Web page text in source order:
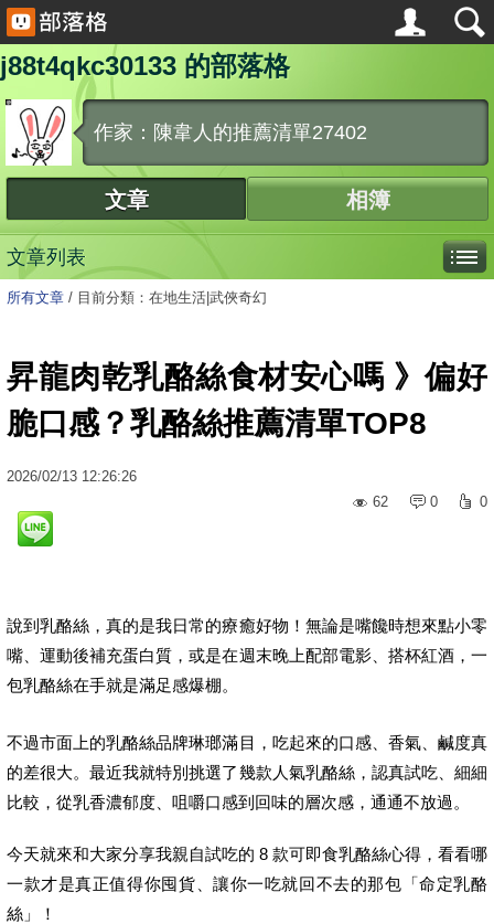
j88t4qkc30133 的部落格
作家：陳韋人的推薦清單27402
文章 相簿
文章列表
所有文章 / 目前分類：在地生活|武俠奇幻
昇龍肉乾乳酪絲食材安心嗎 》偏好
脆口感？乳酪絲推薦清單TOP8
2026/02/13 12:26:26
62
0 0
說到乳酪絲，真的是我日常的療癒好物！無論是嘴饞時想來點小零
嘴、運動後補充蛋白質，或是在週末晚上配部電影、搭杯紅酒，一
包乳酪絲在手就是滿足感爆棚。
不過市面上的乳酪絲品牌琳瑯滿目，吃起來的口感、香氣、鹹度真
的差很大。最近我就特別挑選了幾款人氣乳酪絲，認真試吃、細細
比較，從乳香濃郁度、咀嚼口感到回味的層次感，通通不放過。
今天就來和大家分享我親自試吃的 8 款可即食乳酪絲心得，看看哪
一款才是真正值得你囤貨、讓你一吃就回不去的那包「命定乳酪
絲」！